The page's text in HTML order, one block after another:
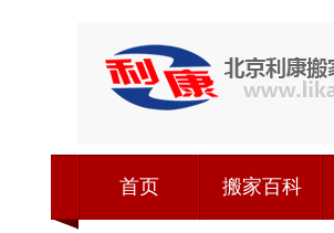
首页 搬家百科